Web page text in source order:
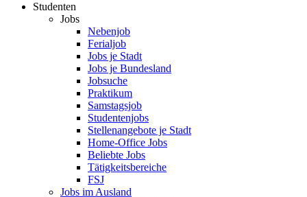
Studenten
Jobs
Nebenjob
Ferialjob
Jobs je Stadt
Jobs je Bundesland
Jobsuche
Praktikum
Samstagsjob
Studentenjobs
Stellenangebote je Stadt
Home-Office Jobs
Beliebte Jobs
Tätigkeitsbereiche
FSJ
Jobs im Ausland